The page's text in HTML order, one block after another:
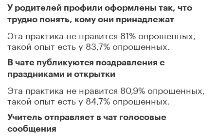
У родителей профили оформлены так, что
трудно понять, кому они принадлежат
Эта практика не нравится 81% опрошенных,
такой опыт есть у 83,7% опрошенных.
В чате публикуются поздравления с
праздниками и открытки
Эта практика не нравится 80,9% опрошенных,
такой опыт есть у 84,7% опрошенных.
Учитель отправляет в чат голосовые
сообщения